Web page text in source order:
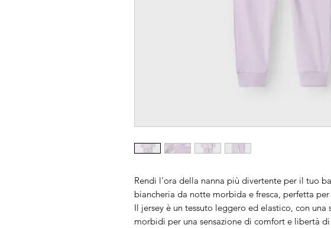
Rendi l'ora della nanna più divertente per il tuo
biancheria da notte morbida e fresca, perfetta
Il jersey è un tessuto leggero ed elastico, con una
morbidi per una sensazione di comfort e libertà